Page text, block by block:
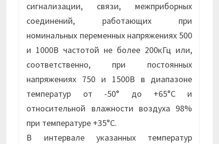
сигнализации, связи, межприборных
соединений, работающих при
номинальных переменных напряжениях 500
и 1000В частотой не более 200кГц или,
соответственно, при постоянных
напряжениях 750 и 1500В в диапазоне
температур от -50° до +65°С и
относительной влажности воздуха 98%
при температуре +35°С.
В интервале указанных температур